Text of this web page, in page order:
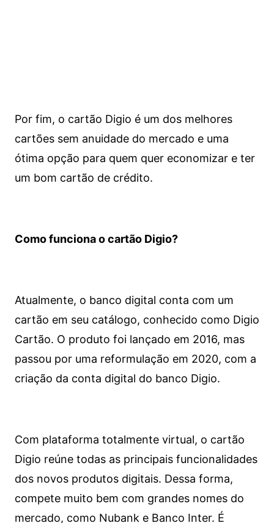
Por fim, o cartão Digio é um dos melhores
cartões sem anuidade do mercado e uma
ótima opção para quem quer economizar e ter
um bom cartão de crédito.
Como funciona o cartão Digio?
Atualmente, o banco digital conta com um
cartão em seu catálogo, conhecido como Digio
Cartão. O produto foi lançado em 2016, mas
passou por uma reformulação em 2020, com a
criação da conta digital do banco Digio.
Com plataforma totalmente virtual, o cartão
Digio reúne todas as principais funcionalidades
dos novos produtos digitais. Dessa forma,
compete muito bem com grandes nomes do
mercado, como Nubank e Banco Inter. É